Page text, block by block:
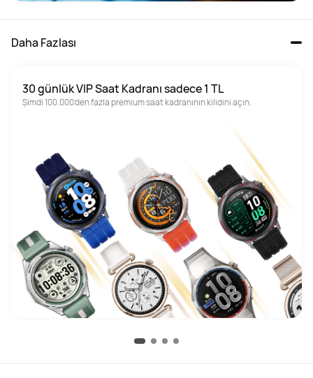
Daha Fazlası
30 günlük VIP Saat Kadranı sadece 1 TL
Şimdi 100.000’den fazla premium saat kadranının kilidini açın.